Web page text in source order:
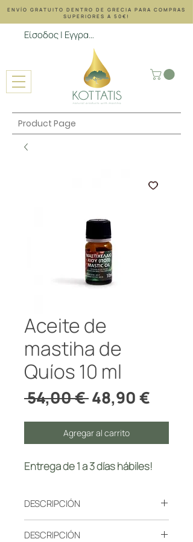
ENVÍO GRATUITO DENTRO DE GRECIA PARA COMPRAS
SUPERIORES A 50€!
Είσοδος | Εγγραφή
Product Page
Aceite de
mastiha de
Quíos 10 ml
54,00 € Precio
48,90 €
de
Agregar al carrito
Entrega de 1 a 3 días hábiles!
DESCRIPCIÓN
mediante la destilación al vapor de
DESCRIPCIÓN